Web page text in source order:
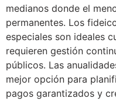
medianos donde el
permanentes. Los
especiales son ideales
requieren gestión
públicos. Las
mejor opción para
pagos garantizados y